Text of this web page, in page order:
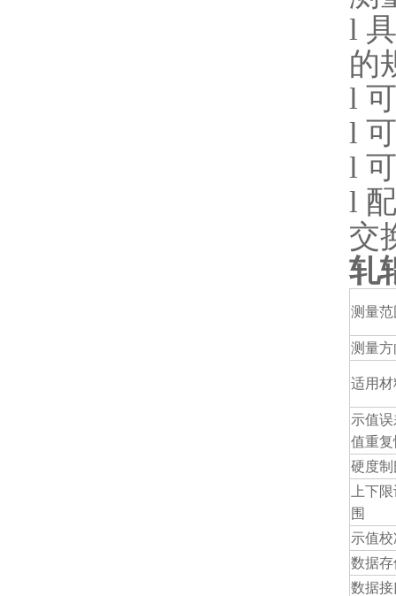
l
的
l
l
l
l
交
轧
测量范
测量方
适用材
示值
值重复
硬度制
上下
围
示值
数据存
数据接